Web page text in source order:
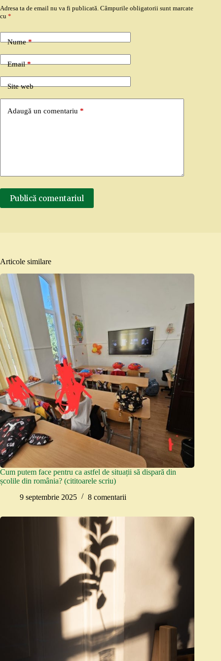
Adresa ta de email nu va fi publicată. Câmpurile obligatorii sunt marcate
cu *
Nume*
Email*
Site web
Adaugă un comentariu *
Publică comentariul
Articole similare
Cum putem face pentru ca astfel de situații să dispară din
școlile din românia? (cititoarele scriu)
9 septembrie 2025
8 comentarii